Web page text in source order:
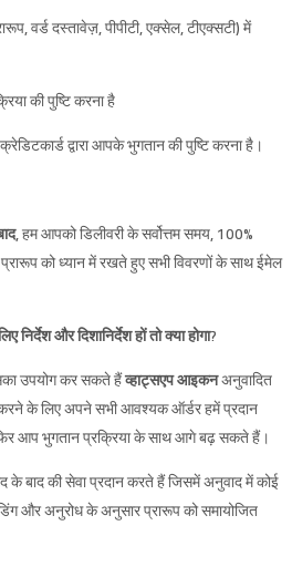
वर्ड दस्तावेज़, पीपीटी, एक्सेल, टीएक्सटी) में
की पुष्टि करना है
द्वारा आपके भुगतान की पुष्टि करना है।
, हम आपको डिलीवरी के सर्वोत्तम समय, 100%
प्रारूप को ध्यान में रखते हुए सभी विवरणों के साथ ईमेल
और दिशानिर्देश हों तो क्या होगा?
उपयोग कर सकते हैंव्हाट्सएप आइकनअनुवादित
के लिए अपने सभी आवश्यक ऑर्डर हमें प्रदान
आप भुगतान प्रक्रिया के साथ आगे बढ़ सकते हैं।
बाद की सेवा प्रदान करते हैं जिसमें अनुवाद में कोई
और अनुरोध के अनुसार प्रारूप को समायोजित